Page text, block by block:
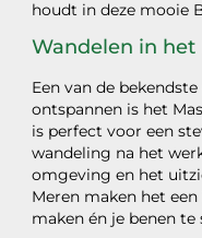
houdt in deze mooie
Wandelen in het
Een van de
ontspannen is het
is perfect voor een
wandeling na het
omgeving en het
Meren maken het
maken én je benen te